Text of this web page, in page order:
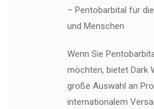
– Pentobarbital für
und Menschen
Wenn Sie
möchten, bietet Dark
große Auswahl an
internationalem